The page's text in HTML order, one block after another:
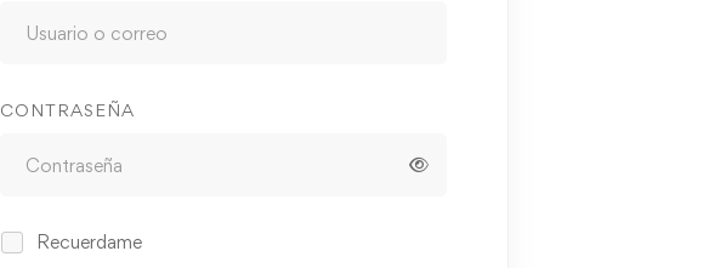
CONTRASEÑA
Recuerdame